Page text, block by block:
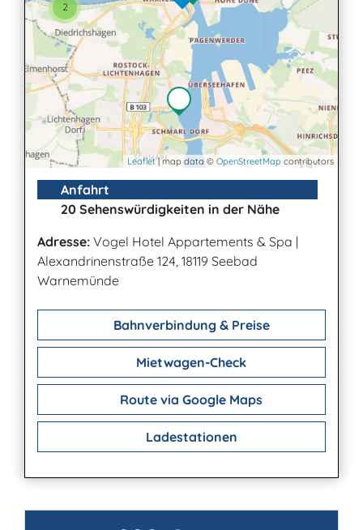
2
Leaflet| map data © OpenStreetMap contributors
Anfahrt
20 Sehenswürdigkeiten in der Nähe
Adresse: Vogel Hotel Appartements & Spa |
Alexandrinenstraße 124, 18119 Seebad
Warnemünde
Bahnverbindung & Preise
Mietwagen-Check
Route via Google Maps
Ladestationen